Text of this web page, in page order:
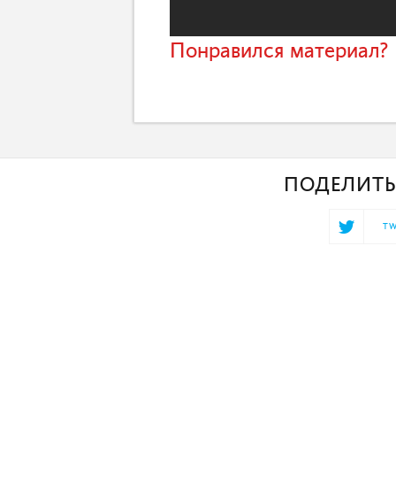
Понравился